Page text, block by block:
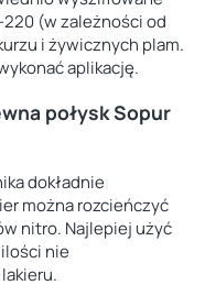
(w zależności od
i żywicznych plam.
aplikację.
połysk Sopur
dokładnie
można rozcieńczyć
nitro. Najlepiej użyć
ilości nie